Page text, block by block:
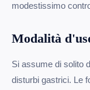
modestissimo
Modalità
Si assume di solito
disturbi gastrici. Le